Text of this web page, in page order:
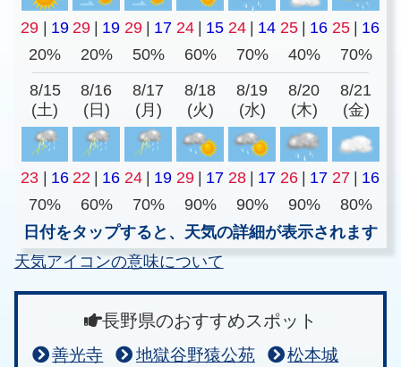
29 19 29 19 29 17 24 15 24 14 25 16 25
16
20%
20% 50% 60% 70% 40% 70%
8/15
(土)
8/16
(日)
8/17
(月)
8/18
(火)
8/19
(水)
8/20
(木)
8/21
(金)
23 16 22 16 24 19 29 17 28 17 26 17 27
16
70%
60% 70% 90% 90% 90%
80%
日付をタップすると、天気の詳細が表示されます
天気アイコンの意味について
長野県のおすすめスポット
善光寺 地獄谷野猿公苑
松本城